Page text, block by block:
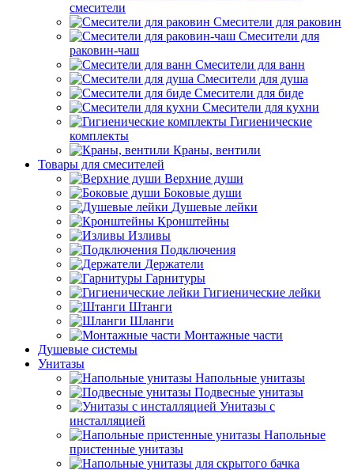
смесители
Смесители для раковин
Смесители для
раковин-чаш
Смесители для ванн
Смесители для душа
Смесители для биде
Смесители для кухни
Гигиенические
комплекты
Краны, вентили
Товары для смесителей
Верхние души
Боковые души
Душевые лейки
Кронштейны
Изливы
Подключения
Держатели
Гарнитуры
Гигиенические лейки
Штанги
Шланги
Монтажные части
Душевые системы
Унитазы
Напольные унитазы
Подвесные унитазы
Унитазы с
инсталляцией
Напольные
пристенные унитазы